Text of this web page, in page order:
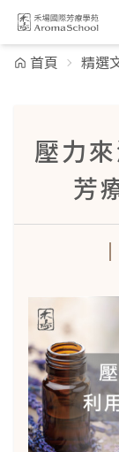
跳到主要內容
首頁 精選
壓力
芳